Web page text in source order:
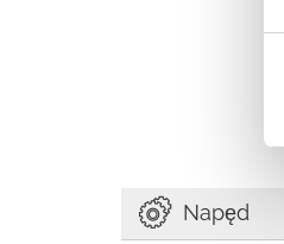
Napęd